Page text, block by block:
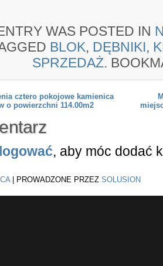
WAS POSTED IN
BLOK, DĘBNIKI,
SPRZEDAŻ.
cztero pokojowe kamienica
o powierzchni 114.00m2
, aby móc dodać
| PROWADZONE PRZEZ SOLUSION